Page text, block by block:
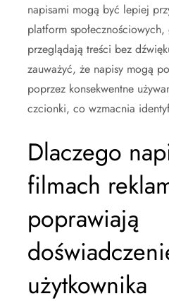
napisami mogą być lepiej
platform
przeglądają treści bez
zauważyć, że napisy mogą
poprzez konsekwentne
czcionki, co wzmacnia
Dlaczego
filmach
poprawiają
użytkownika